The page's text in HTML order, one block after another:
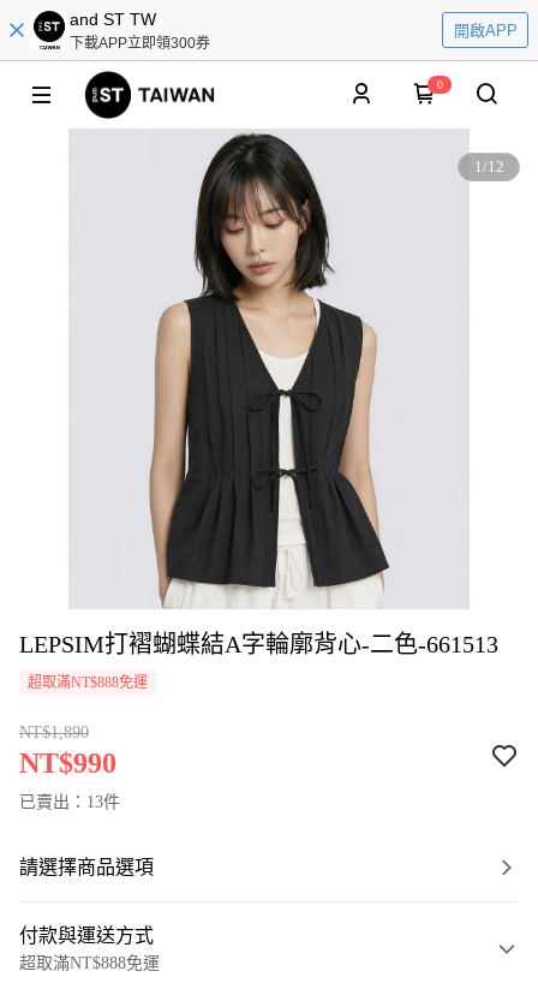
and ST TW
下載APP立即領300券
開啟APP
0
1/12
LEPSIM打褶蝴蝶結A字輪廓背心-二色-661513
超取滿NT$888免運
NT$1,890
NT$990
已賣出：13件
請選擇商品選項
付款與運送方式
超取滿NT$888免運